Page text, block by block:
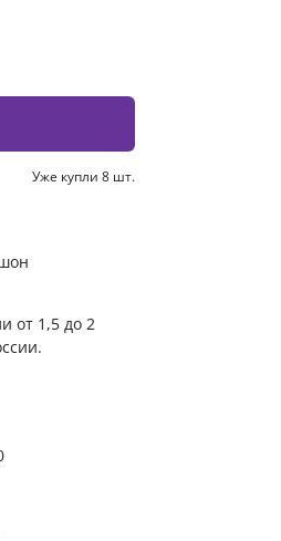
Уже купли 8 шт.
от 1,5 до 2